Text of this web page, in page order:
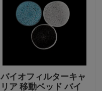
バイオフィルターキャ
リア 移動ベッド バイ